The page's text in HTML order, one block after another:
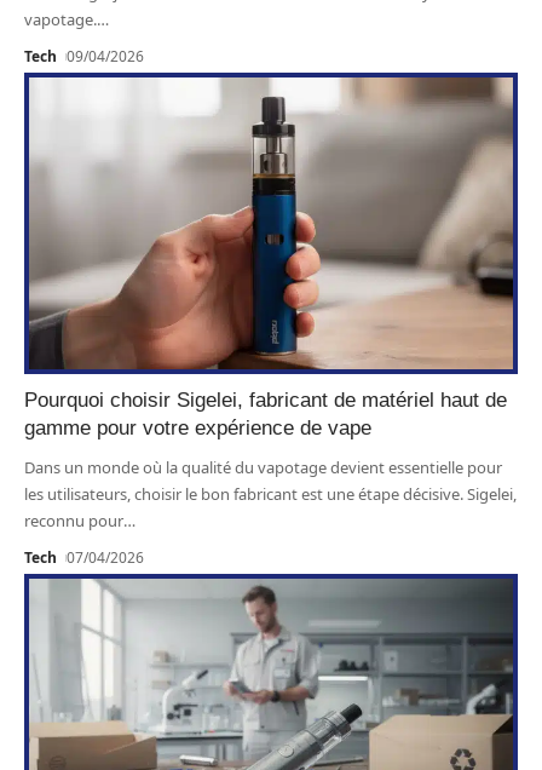
vapotage.…
Tech 09/04/2026
Pourquoi choisir Sigelei, fabricant de matériel haut de
gamme pour votre expérience de vape
Dans un monde où la qualité du vapotage devient essentielle pour
les utilisateurs, choisir le bon fabricant est une étape décisive. Sigelei,
reconnu pour…
Tech 07/04/2026